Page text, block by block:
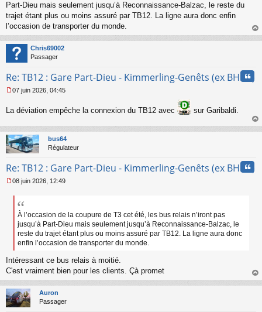
s
s
a
g
n
o
l
u
Part-Dieu mais seulement jusqu’à Reconnaissance-Balzac, le reste du
trajet étant plus ou moins assuré par TB12. La ligne aura donc enfin
l’occasion de transporter du monde.
au
Chris69002
Passager
Re: TB12 : Gare Part-Dieu - Kimmerling-Genêts (ex BHNS)
s
a
g
e
o
l
07 juin 2026, 04:45
La déviation empêche la connexion du TB12 avec sur Garibaldi.
au
bus64
Régulateur
Re: TB12 : Gare Part-Dieu - Kimmerling-Genêts (ex BHNS)
e
o
l
08 juin 2026, 12:49
À l’occasion de la coupure de T3 cet été, les bus relais n’iront pas
jusqu’à Part-Dieu mais seulement jusqu’à Reconnaissance-Balzac, le
reste du trajet étant plus ou moins assuré par TB12. La ligne aura donc
enfin l’occasion de transporter du monde.
Intéressant ce bus relais à moitié.
C'est vraiment bien pour les clients. Çà promet
au
Auron
Passager